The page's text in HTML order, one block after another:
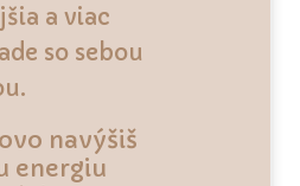
a viac
so sebou
navýšiš
energiu